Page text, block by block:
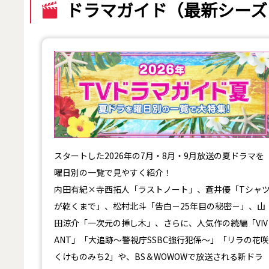
ドラマガイド（最新シー
【2026年夏】TVドラマガイド
スタートした2026年の7月・8月・9月放送の夏ドラマを
曜日別の一覧で見やすく紹介！
内田有紀×寺西拓人「ラストノート」、蒼井優「Tシャ
が乾くまで」、松村北斗「告白－25年目の秘密－」、山
田涼介「一次元の挿し木」、さらに、人気作の続編「VIV
ANT」「大追跡～警視庁SSBC強行犯係～」「リラの花咲
くけものみち2」や、BS＆WOWOWで放送される新ドラ